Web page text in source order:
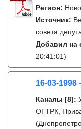
Регион:
Источник:
совета
Добавил на
20:41:01)
16-03-1998
Каналы [8]:
ОГТРК,